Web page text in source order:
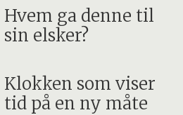
Hvem ga denne til
sin elsker?
Klokken som viser
tid på en ny måte